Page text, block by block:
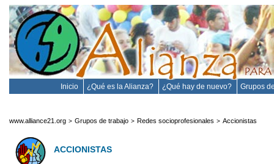
Inicio ¿Qué es la Alianza? ¿Qué hay de nuevo? Grupos
www.alliance21.org > Grupos de trabajo > Redes socioprofesionales > Accionistas
ACCIONISTAS